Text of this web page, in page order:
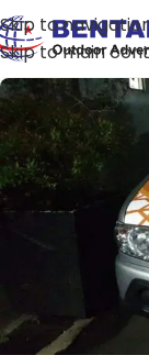
Skip to
Skip to main